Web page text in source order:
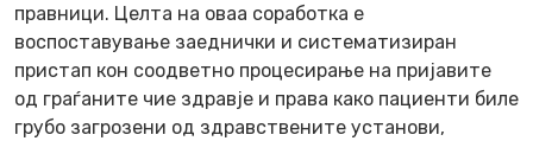
правници. Целта на оваа соработка е
воспоставување заеднички и систематизиран
пристап кон соодветно процесирање на пријавите
од граѓаните чие здравје и права како пациенти биле
грубо загрозени од здравствените установи,